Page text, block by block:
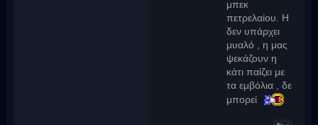
μπεκ
πετρελαίου. Η
δεν υπάρχει
μυαλό , η μας
ψεκάζουν η
κάτι παίζει με
τα εμβόλια , δε
μπορεί